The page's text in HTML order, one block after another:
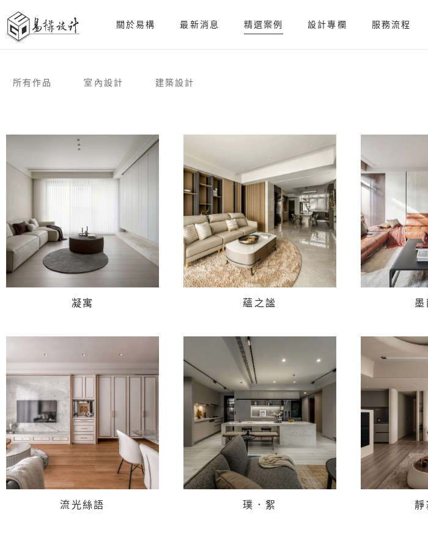
關於易構 最新消息 精選案例 設計專欄 服務流程
所有作品 室內設計 建築設計
凝寓 蘊之謐 墨
流光絲語 璞．絮 靜